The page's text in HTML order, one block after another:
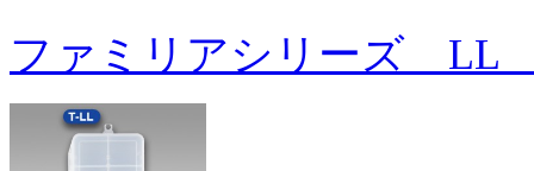
ファミリアシリーズ LL